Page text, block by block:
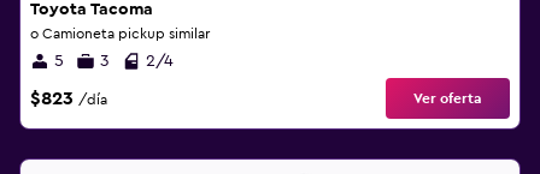
Toyota Tacoma
o Camioneta pickup similar
5 3 2/4
$823 /día Ver oferta